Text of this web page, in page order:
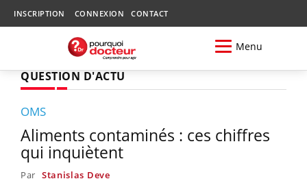
INSCRIPTION CONNEXION CONTACT
Menu
QUESTION D'ACTU
OMS
Aliments contaminés : ces chiffres
qui inquiètent
Par Stanislas Deve